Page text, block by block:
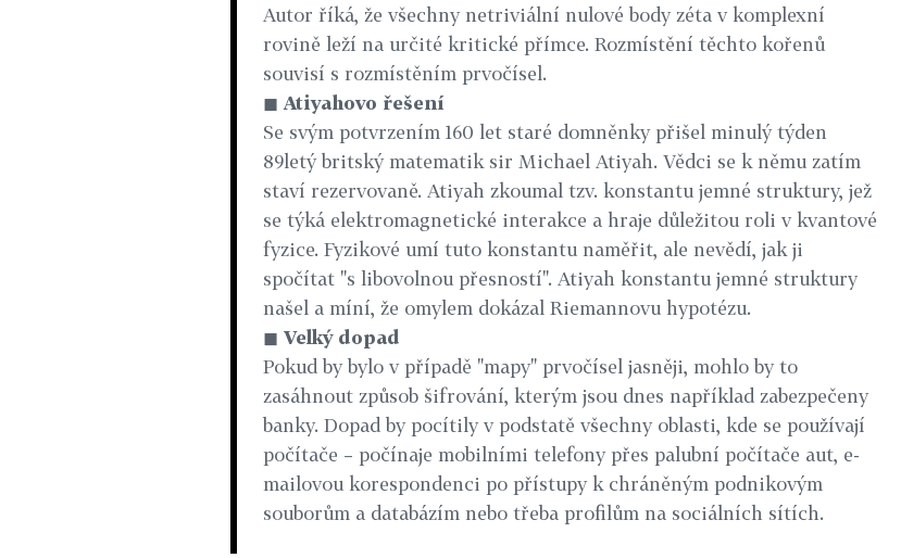
Autor říká, že všechny netriviální nulové body zéta v komplexní
rovině leží na určité kritické přímce. Rozmístění těchto kořenů
souvisí s rozmístěním prvočísel.
◼ Atiyahovo řešení
Se svým potvrzením 160 let staré domněnky přišel minulý týden
89letý britský matematik sir Michael Atiyah. Vědci se k němu zatím
staví rezervovaně. Atiyah zkoumal tzv. konstantu jemné struktury, jež
se týká elektromagnetické interakce a hraje důležitou roli v kvantové
fyzice. Fyzikové umí tuto konstantu naměřit, ale nevědí, jak ji
spočítat "s libovolnou přesností". Atiyah konstantu jemné struktury
našel a míní, že omylem dokázal Riemannovu hypotézu.
◼ Velký dopad
Pokud by bylo v případě "mapy" prvočísel jasněji, mohlo by to
zasáhnout způsob šifrování, kterým jsou dnes například zabezpečeny
banky. Dopad by pocítily v podstatě všechny oblasti, kde se používají
počítače – počínaje mobilními telefony přes palubní počítače aut, e-
mailovou korespondenci po přístupy k chráněným podnikovým
souborům a databázím nebo třeba profilům na sociálních sítích.